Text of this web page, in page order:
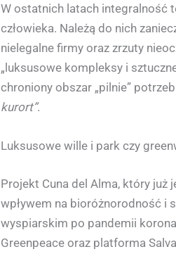
W ostatnich latach integralność
człowieka. Należą do nich
nielegalne firmy oraz zrzuty
„luksusowe kompleksy i
chroniony obszar „pilnie”
kurort”.
Luksusowe wille i park czy
Projekt Cuna del Alma, który już
wpływem na bioróżnorodność i
wyspiarskim po pandemii
Greenpeace oraz platforma